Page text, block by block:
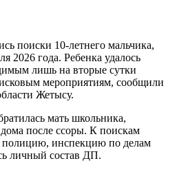
поиски 10-летнего мальчика,
2026 года. Ребенка удалось
лишь на вторые сутки
мероприятиям, сообщили
Жетысу.
мать школьника,
после ссоры. К поискам
инспекцию по делам
личный состав ДП.